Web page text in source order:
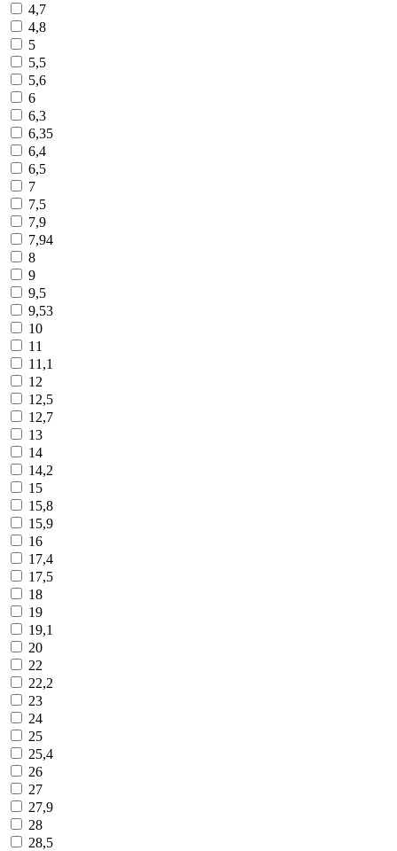
4,7
4,8
5
5,5
5,6
6
6,3
6,35
6,4
6,5
7
7,5
7,9
7,94
8
9
9,5
9,53
10
11
11,1
12
12,5
12,7
13
14
14,2
15
15,8
15,9
16
17,4
17,5
18
19
19,1
20
22
22,2
23
24
25
25,4
26
27
27,9
28
28,5